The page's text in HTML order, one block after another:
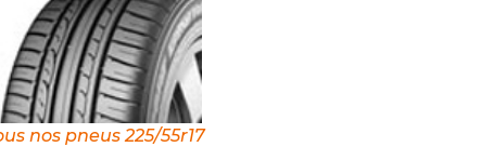
nos pneus 225/55r17